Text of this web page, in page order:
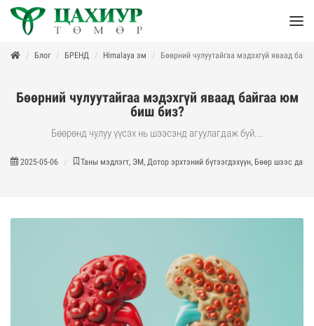
Блог БРЕНД Himalaya эм Бөөрний чулуутайгаа мэдэхгүй яваад
Бөөрний чулуутайгаа мэдэхгүй яваад байгаа юм
биш биз?
Бөөрөнд чулуу үүсэх нь шээсэнд агуулагдаж буй...
2025-05-06 Таны мэдлэгт, ЭМ, Дотор эрхтэний бүтээгдэхүүн, Бөөр шээс